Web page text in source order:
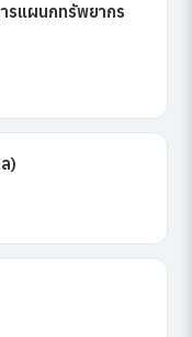
รแผนกทรัพยากร
)